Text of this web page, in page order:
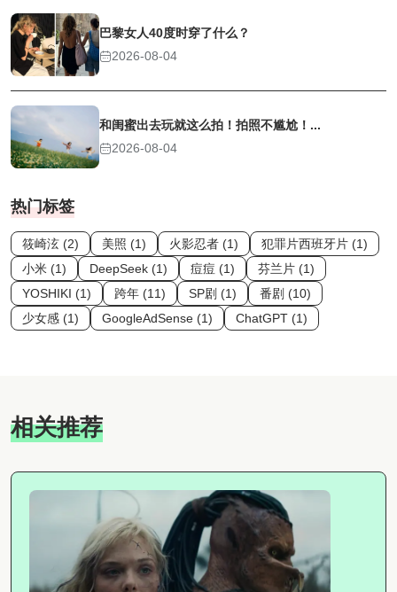
巴黎女人40度时穿了什么？
2026-08-04
和闺蜜出去玩就这么拍！拍照不尴尬！...
2026-08-04
热门标签
筱崎泫 (2) 美照 (1) 火影忍者 (1)
犯罪片西班牙片 (1)
小米 (1)
DeepSeek (1) 痘痘 (1)
芬兰片 (1)
YOSHIKI (1)
跨年 (11) SP剧 (1)
番剧 (10)
少女感 (1)
GoogleAdSense (1) ChatGPT (1)
相关推荐